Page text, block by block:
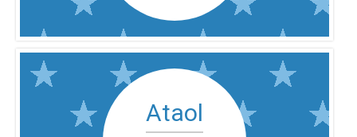
Ataol